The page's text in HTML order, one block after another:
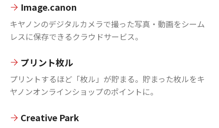
Image.canon
キヤノンのデジタルカメラで撮った写真・動画をシーム
レスに保存できるクラウドサービス。
プリント枚ル
プリントするほど「枚ル」が貯まる。貯まった枚ルをキ
ヤノンオンラインショップのポイントに。
Creative Park